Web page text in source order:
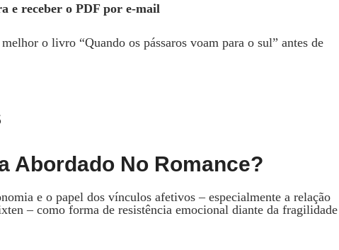
e receber o PDF por e‑mail
o livro “Quando os pássaros voam para o sul” antes de
Abordado No Romance?
e o papel dos vínculos afetivos – especialmente a relação
– como forma de resistência emocional diante da fragilidade